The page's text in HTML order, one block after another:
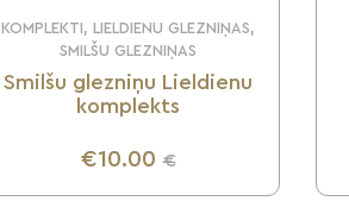
KOMPLEKTI, LIELDIENU GLEZNIŅAS,
SMILŠU GLEZNIŅAS
Smilšu glezniņu Lieldienu
komplekts
€10.00 €
UZZINI VAIRĀK